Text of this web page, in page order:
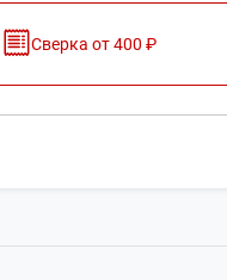
Сверка от 400 ₽